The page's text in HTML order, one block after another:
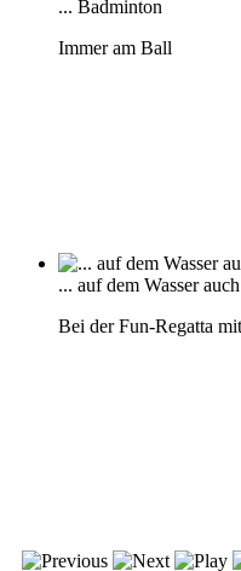
... Badminton
Immer am Ball
... auf dem Wasser
Bei der Fun-Regatta